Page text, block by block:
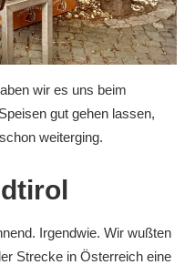
wir es uns beim
gut gehen lassen,
weiterging.
Irgendwie. Wir wußten
Strecke in Österreich eine